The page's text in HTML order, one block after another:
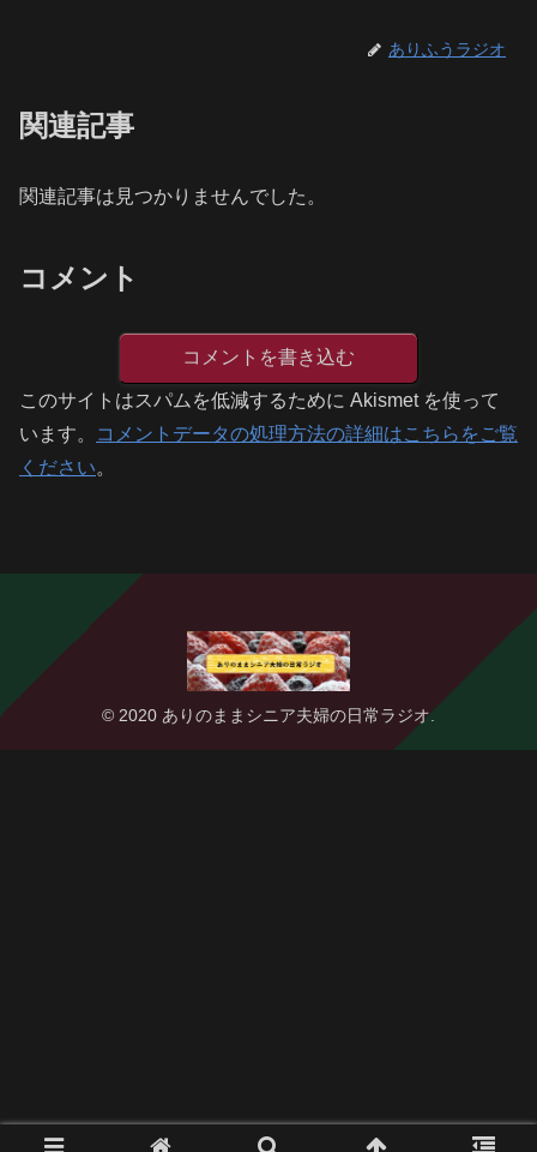
ありふうラジオ
関連記事
関連記事は見つかりませんでした。
コメント
コメントを書き込む
このサイトはスパムを低減するために Akismet を使って
います。
コメントデータの処理方法の詳細はこちらをご覧
ください。
© 2020 ありのままシニア夫婦の日常ラジオ.